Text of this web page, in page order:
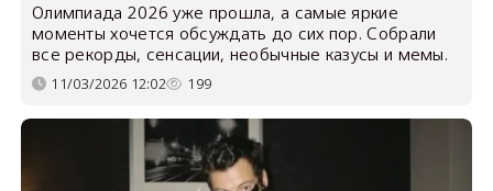
Олимпиада 2026 уже прошла, а самые яркие
моменты хочется обсуждать до сих пор. Собрали
все рекорды, сенсации, необычные казусы и мемы.
11/03/2026 12:02 199